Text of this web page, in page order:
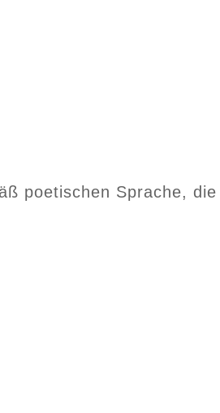
poetischen Sprache,